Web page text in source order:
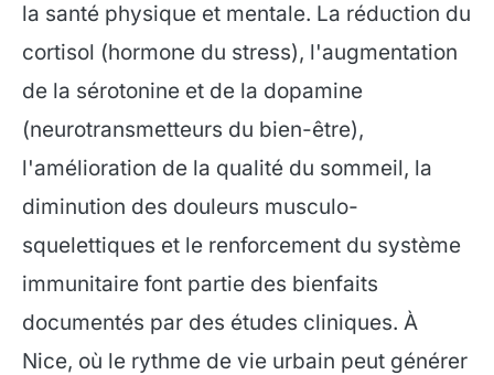
la santé physique et mentale. La réduction du
cortisol (hormone du stress), l'augmentation
de la sérotonine et de la dopamine
(neurotransmetteurs du bien-être),
l'amélioration de la qualité du sommeil, la
diminution des douleurs musculo-
squelettiques et le renforcement du système
immunitaire font partie des bienfaits
documentés par des études cliniques. À
Nice, où le rythme de vie urbain peut générer